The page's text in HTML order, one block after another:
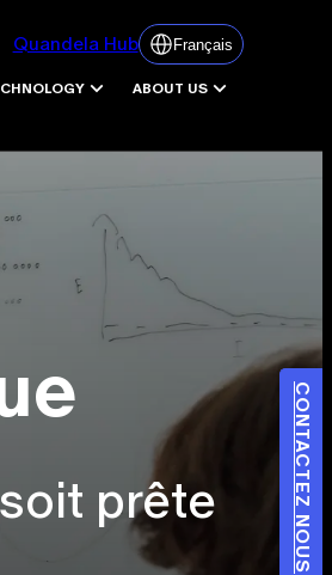
CONTACTEZ NOUS
Quandela Hub Français
ABOUT US
prête